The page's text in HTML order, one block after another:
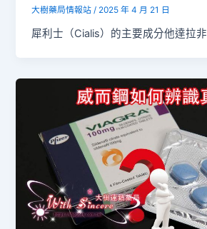
大樹藥局情報站/ 2025 年 4 月 21 日
犀利士（Cialis）的主要成分他達拉非